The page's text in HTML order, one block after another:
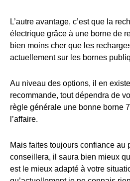
L’autre avantage, c’est que la
électrique grâce à une borne de
bien moins cher que les
actuellement sur les bornes
Au niveau des options, il en
recommande, tout dépendra de
règle générale une bonne borne
l’affaire.
Mais faites toujours confiance au
conseillera, il saura bien mieux
est le mieux adapté à votre